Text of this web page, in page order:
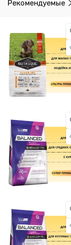
Рекомендуемые